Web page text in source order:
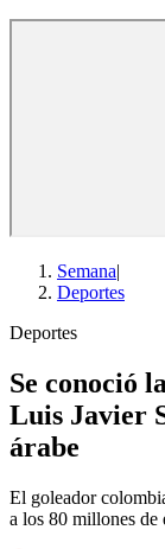
Semana|
Deportes
Deportes
Se conoció
Luis Javier
árabe
El goleador
a los 80 millones de